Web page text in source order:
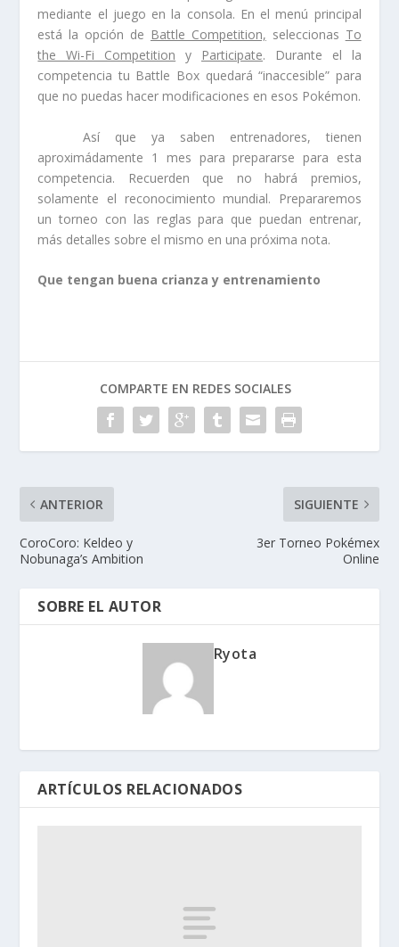
mediante el juego en la consola. En el menú principal
está la opción de Battle Competition, seleccionas To
the Wi-Fi Competition y Participate. Durante el la
competencia tu Battle Box quedará “inaccesible” para
que no puedas hacer modificaciones en esos Pokémon.
Así que ya saben entrenadores, tienen
aproximádamente 1 mes para prepararse para esta
competencia. Recuerden que no habrá premios,
solamente el reconocimiento mundial. Prepararemos
un torneo con las reglas para que puedan entrenar,
más detalles sobre el mismo en una próxima nota.
Que tengan buena crianza y entrenamiento
COMPARTE EN REDES SOCIALES
ANTERIOR
CoroCoro: Keldeo y
Nobunaga’s Ambition
SIGUIENTE
3er Torneo Pokémex
Online
SOBRE EL AUTOR
Ryota
ARTÍCULOS RELACIONADOS